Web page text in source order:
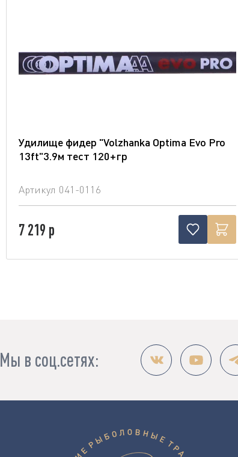
Удилище фидер "Volzhanka Optima Evo Pro
13ft"3.9м тест 120+гр
Артикул 041-0116
7 219 р
Мы в соц.сетях: